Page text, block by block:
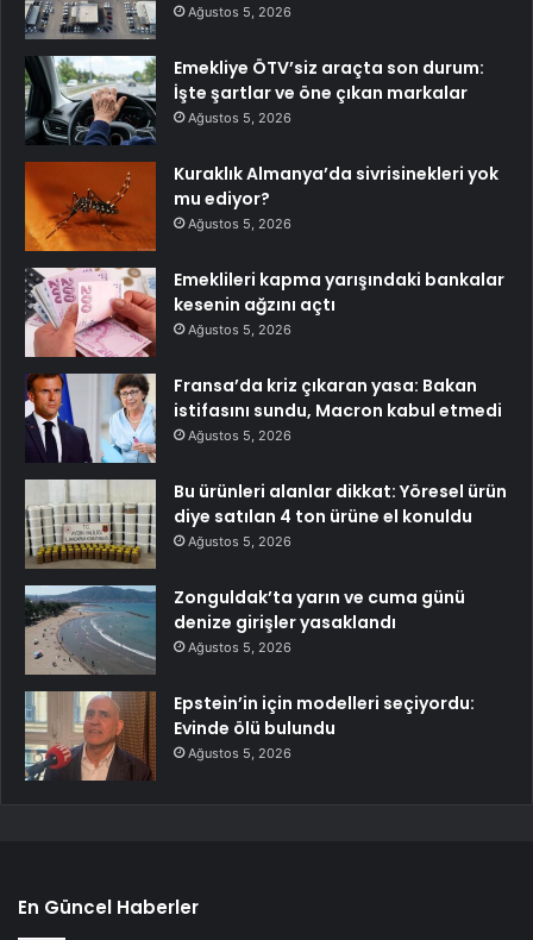
Ağustos 5, 2026
Emekliye ÖTV’siz araçta son durum:
İşte şartlar ve öne çıkan markalar
Ağustos 5, 2026
Kuraklık Almanya’da sivrisinekleri yok
mu ediyor?
Ağustos 5, 2026
Emeklileri kapma yarışındaki bankalar
kesenin ağzını açtı
Ağustos 5, 2026
Fransa’da kriz çıkaran yasa: Bakan
istifasını sundu, Macron kabul etmedi
Ağustos 5, 2026
Bu ürünleri alanlar dikkat: Yöresel ürün
diye satılan 4 ton ürüne el konuldu
Ağustos 5, 2026
Zonguldak’ta yarın ve cuma günü
denize girişler yasaklandı
Ağustos 5, 2026
Epstein’in için modelleri seçiyordu:
Evinde ölü bulundu
Ağustos 5, 2026
En Güncel Haberler